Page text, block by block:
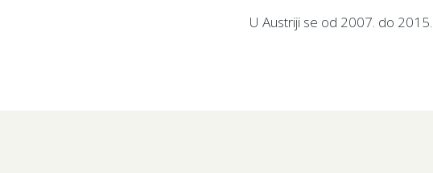
U Austriji se od 2007. do